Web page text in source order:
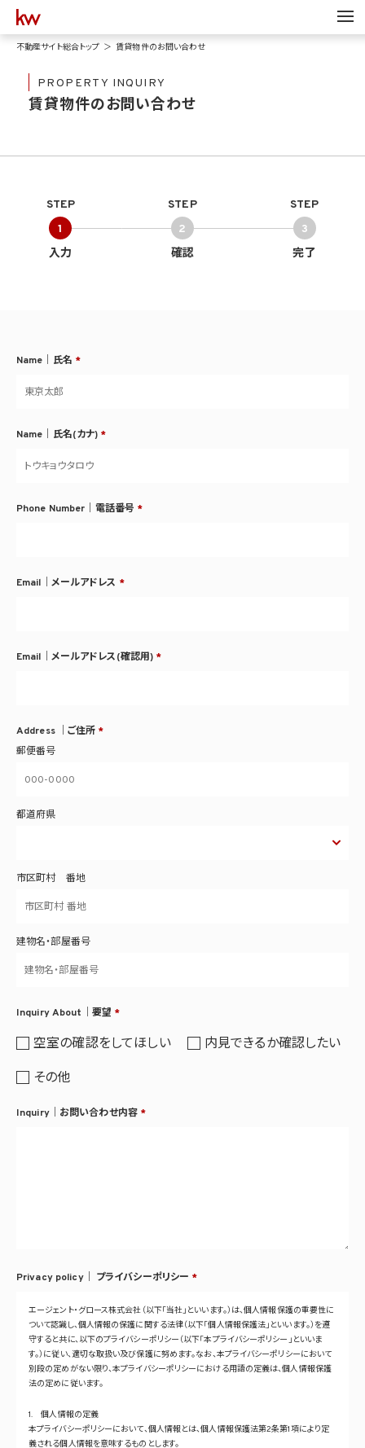
不動産サイト総合トップ 賃貸物件のお問い合わせ
PROPERTY INQUIRY
賃貸物件のお問い合わせ
STEP
1
入力
STEP
2
確認
STEP
3
完了
Name｜氏名 *
Name｜氏名(カナ) *
Phone Number｜電話番号 *
Email｜メールアドレス *
Email｜メールアドレス(確認用) *
Address ｜ご住所 *
郵便番号
都道府県
市区町村 番地
建物名・部屋番号
Inquiry About｜要望 *
空室の確認をしてほしい 内見できるか確認したい
その他
Inquiry｜お問い合わせ内容 *
Privacy policy｜ プライバシーポリシー *
エージェント・グロース株式会社（以下「当社」といいます。）は、個人情報保護の重要性に
ついて認識し、個人情報の保護に関する法律（以下「個人情報保護法」といいます。）を遵
守すると共に、以下のプライバシーポリシー（以下「本プライバシーポリシー」といいま
す。）に従い、適切な取扱い及び保護に努めます。なお、本プライバシーポリシーにおいて
別段の定めがない限り、本プライバシーポリシーにおける用語の定義は、個人情報保護
法の定めに従います。
1. 個人情報の定義
本プライバシーポリシーにおいて、個人情報とは、個人情報保護法第2条第1項により定
義される個人情報を意味するものとします。